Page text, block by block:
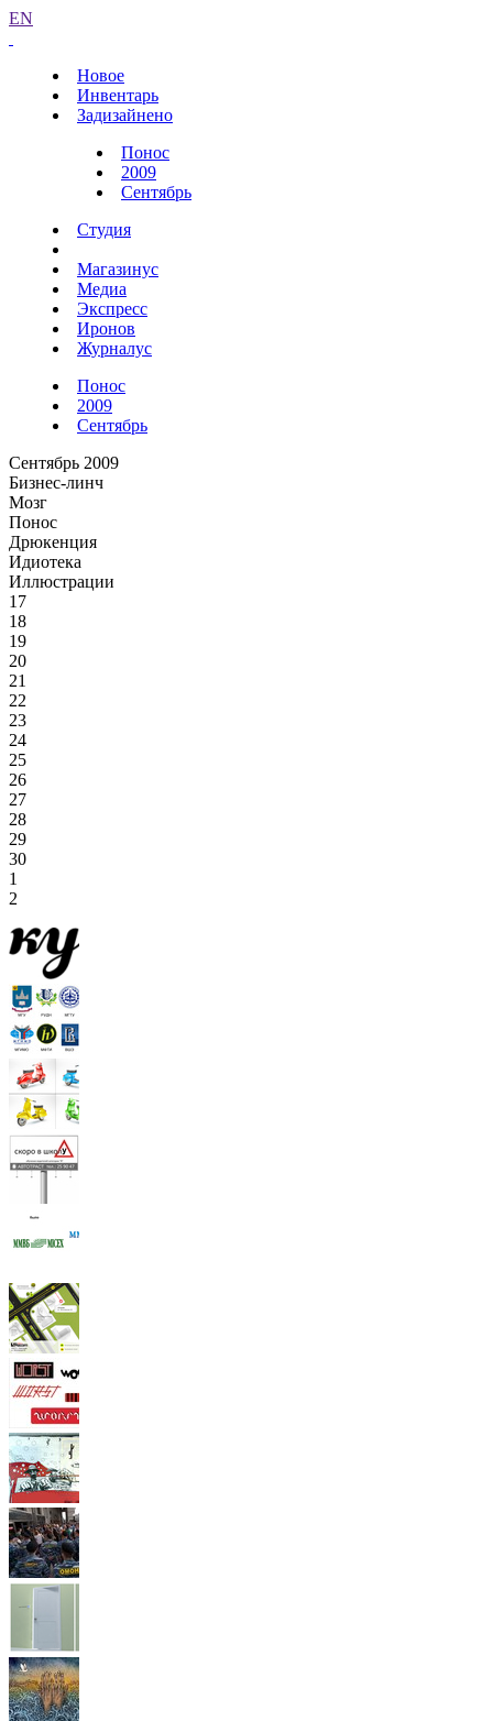
EN
Новое
Инвентарь
Задизайнено
Понос
2009
Сентябрь
Студия
Магазинус
Медиа
Экспресс
Иронов
Журналус
Понос
2009
Сентябрь
Сентябрь 2009
Бизнес-линч
Мозг
Понос
Дрюкенция
Идиотека
Иллюстрации
17
18
19
20
21
22
23
24
25
26
27
28
29
30
1
2